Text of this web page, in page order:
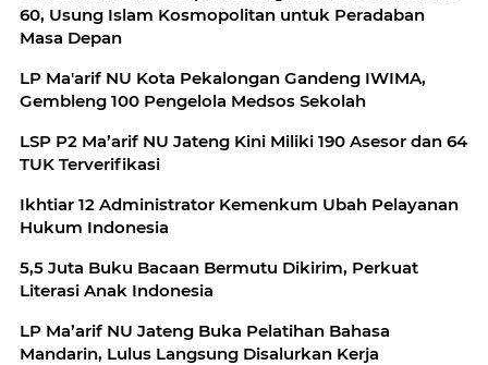
60, Usung Islam Kosmopolitan untuk Peradaban
Masa Depan
LP Ma'arif NU Kota Pekalongan Gandeng IWIMA,
Gembleng 100 Pengelola Medsos Sekolah
LSP P2 Ma’arif NU Jateng Kini Miliki 190 Asesor dan 64
TUK Terverifikasi
Ikhtiar 12 Administrator Kemenkum Ubah Pelayanan
Hukum Indonesia
5,5 Juta Buku Bacaan Bermutu Dikirim, Perkuat
Literasi Anak Indonesia
LP Ma’arif NU Jateng Buka Pelatihan Bahasa
Mandarin, Lulus Langsung Disalurkan Kerja